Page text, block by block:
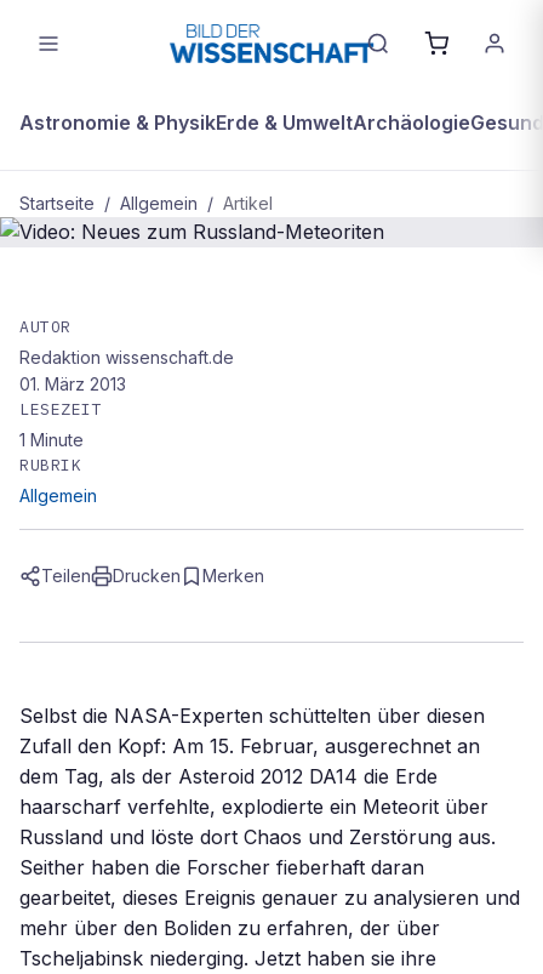
Astronomie & PhysikErde & UmweltArchäologie
Startseite / Allgemein / Artikel
Video: Neues zum Russland-
Meteoriten
AUTOR
Redaktion wissenschaft.de
01. März 2013
LESEZEIT
1 Minute
RUBRIK
Allgemein
Teilen Drucken Merken
Selbst die NASA-Experten schüttelten über diesen
Zufall den Kopf: Am 15. Februar, ausgerechnet an
dem Tag, als der Asteroid 2012 DA14 die Erde
haarscharf verfehlte, explodierte ein Meteorit über
Russland und löste dort Chaos und Zerstörung aus.
Seither haben die Forscher fieberhaft daran
gearbeitet, dieses Ereignis genauer zu analysieren und
mehr über den Boliden zu erfahren, der über
Tscheljabinsk niederging. Jetzt haben sie ihre